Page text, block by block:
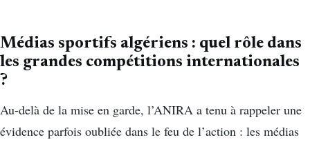
Médias sportifs algériens : quel rôle dans
les grandes compétitions internationales
?
Au-delà de la mise en garde, l’ANIRA a tenu à rappeler une
évidence parfois oubliée dans le feu de l’action : les médias